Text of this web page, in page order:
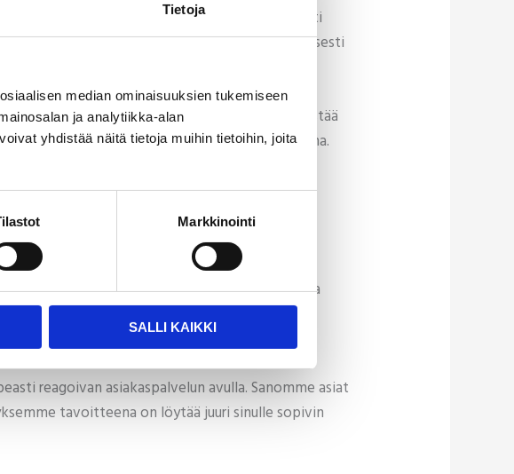
Tietoja
median ominaisuuksien tukemiseen
ja analytiikka-alan
yhdistää näitä tietoja muihin tietoihin, joita
Markkinointi
SALLI KAIKKI
sisäänkäynti on erilainen: pääsisäänkäynti
mattojen vaihtovälin sopivuutta kohdekohtaisesti
ei liian aikaisin eikä liian myöhään. Tämä säästää
myös niiden liankeräyskyky säilyy parempana.
voimme tiivistää vaihtoväliä, lomakausina
pysyy aina järkevänä.
niin, että ratkaisu vastaa varmasti juuri sinun ja
sinulle pitkäaikaisen ja tiloihisi
reagoivan asiakaspalvelun avulla. Sanomme asiat
tavoitteena on löytää juuri sinulle sopivin